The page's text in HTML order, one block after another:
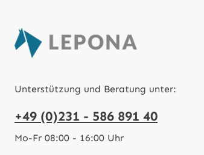
Unterstützung und Beratung unter:
+49 (0)231 - 586 891 40
Mo-Fr 08:00 - 16:00 Uhr